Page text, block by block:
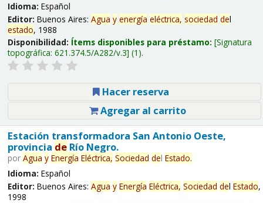
Idioma: Español
Editor: Buenos Aires: Agua y energía eléctrica, sociedad del
estado, 1988
Disponibilidad: Ítems disponibles para préstamo: Signatura
topográfica: 621.374.5/A282/v.3 (1).
Hacer reserva
Agregar al carrito
Estación transformadora San Antonio Oeste,
provincia deRío Negro.
por Agua y Energía Eléctrica, Sociedad del Estado.
Idioma: Español
Editor: Buenos Aires: Agua y Energía Eléctrica, Sociedad del Estado,
1998